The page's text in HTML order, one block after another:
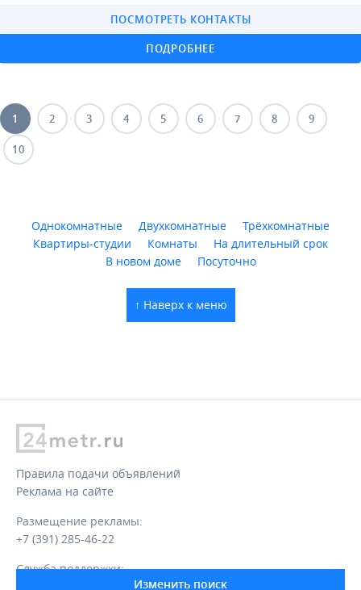
Изменить поиск
ПОДРОБНЕЕ
ПОСМОТРЕТЬ КОНТАКТЫ
1 2 3 4 5 6 7 8 9
10
Однокомнатные Двухкомнатные
Трёхкомнатные
Квартиры-студии
Комнаты
На длительный срок
В новом доме
Посуточно
↑ Наверх к меню
Правила подачи объявлений
Реклама на сайте
Размещение рекламы:
+7 (391) 285-46-22
Служба поддержки: